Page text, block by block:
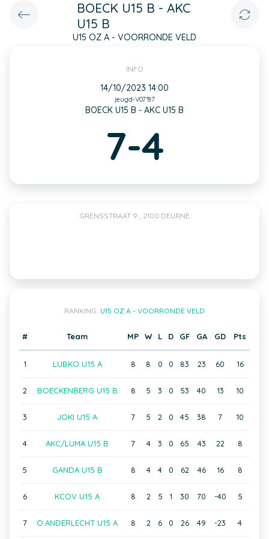
BOECK U15 B - AKC
U15 B
U15 OZ A - VOORRONDE VELD
INFO
14/10/2023 14:00
jeugd-V07*87
BOECK U15 B - AKC U15 B
7-4
GRENSSTRAAT 9 , 2100 DEURNE
RANKING: U15 OZ A - VOORRONDE VELD
# Team MP W L D GF GA GD Pts
1 LUBKO U15 A 8 8 0 0 83 23 60 16
2 BOECKENBERG U15 B 8 5 3 0 53 40 13 10
3 JOKI U15 A 7 5 2 0 45 38 7 10
4 AKC/LUMA U15 B 7 4 3 0 65 43 22 8
5 GANDA U15 B 8 4 4 0 62 46 16 8
6 KCOV U15 A 8 2 5 1 30 70 -40 5
7 O.ANDERLECHT U15 A 8 2 6 0 26 49 -23 4